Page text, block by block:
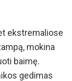
ekstremaliose
mokina
baimę.
gedimas